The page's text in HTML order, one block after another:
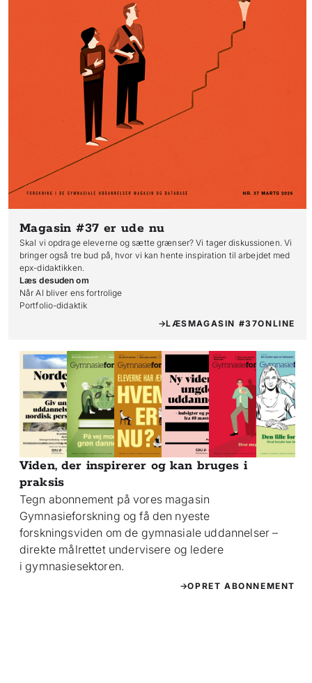
Magasin #37 er ude nu
Skal vi opdrage eleverne og sætte grænser? Vi tager diskussionen. Vi
bringer også tre bud på, hvor vi kan hente inspiration til arbejdet med
epx-didaktikken.
Læs desuden om
Når AI bliver ens fortrolige
Portfolio-didaktik
LÆSMAGASIN #37ONLINE
Viden, der inspirerer og kan bruges i
praksis
Tegn abonnement på vores magasin
Gymnasieforskning og få den nyeste
forskningsviden om de gymnasiale uddannelser –
direkte målrettet undervisere og ledere
i gymnasiesektoren.
OPRET ABONNEMENT